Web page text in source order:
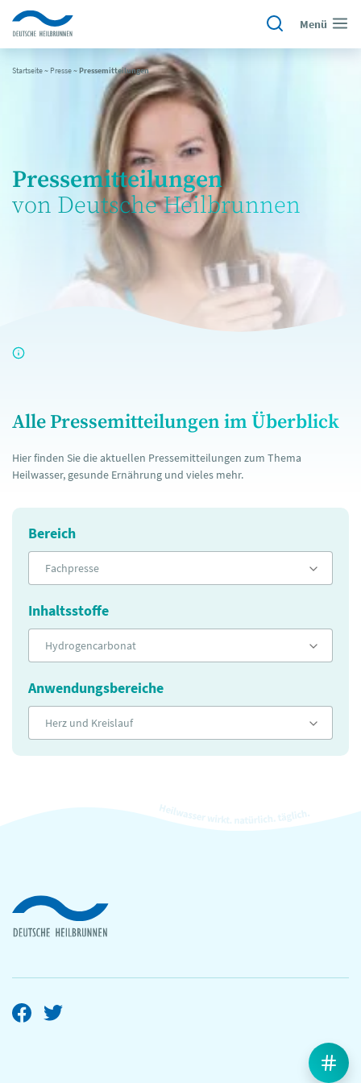
Menü
Startseite~ Presse~Pressemitteilungen
Pressemitteilungen
von Deutsche Heilbrunnen
Alle Pressemitteilungen im Überblick
Hier finden Sie die aktuellen Pressemitteilungen zum Thema
Heilwasser, gesunde Ernährung und vieles mehr.
Bereich
Fachpresse
Inhaltsstoffe
Hydrogencarbonat
Anwendungsbereiche
Herz und Kreislauf